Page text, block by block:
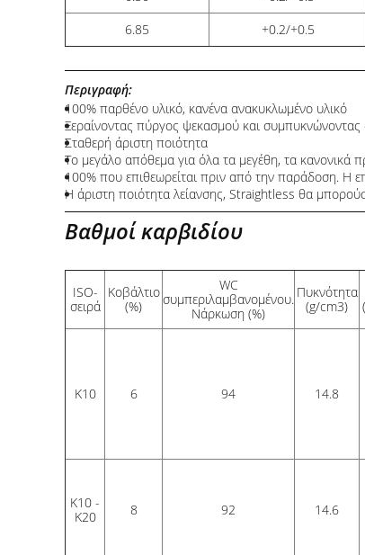
6.85
+0.2/+0.5
Περιγραφή:
100% παρθένο υλικό, κανένα ανακυκλωμένο υλικό
Ξεραίνοντας πύργος ψεκασμού και
Σταθερή άριστη ποιότητα
Το μεγάλο απόθεμα για όλα τα μεγέθη, τα κανονικά
100% που επιθεωρείται πριν από την παράδοση. Η
Η άριστη ποιότητα λείανσης, Straightless θα
Βαθμοί καρβιδίου
ISO-
σειρά
Κοβάλτιο
(%)
WC
συμπεριλαμβανομένου.
Νάρκωση (%)
Πυκνότητα
(g/cm3)
K10 6 94 14.8
K10 -
K20
8 92 14.6